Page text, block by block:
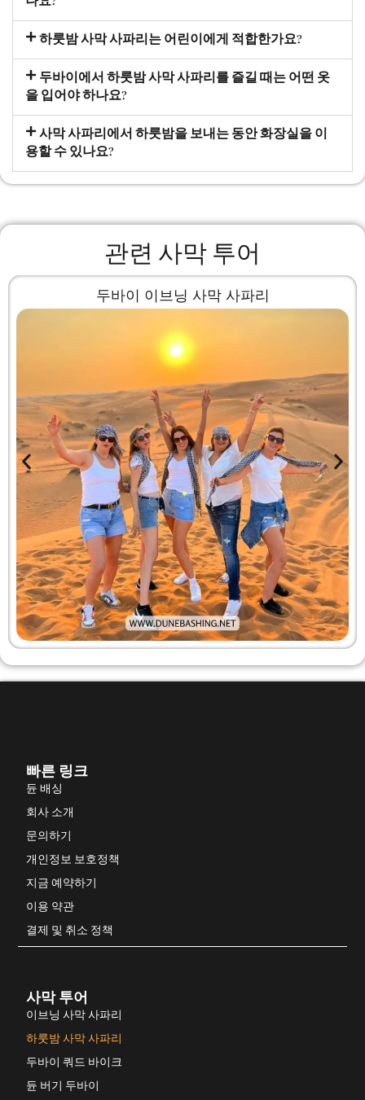
하룻밤 사막 사파리는 어린이에게 적합한가요?
두바이에서 하룻밤 사막 사파리를 즐길 때는 어떤 옷
을 입어야 하나요?
사막 사파리에서 하룻밤을 보내는 동안 화장실을 이
용할 수 있나요?
관련 사막 투어
두바이 이브닝 사막 사파리
빠른 링크
듄 배싱
회사 소개
문의하기
개인정보 보호정책
지금 예약하기
이용 약관
결제 및 취소 정책
사막 투어
이브닝 사막 사파리
하룻밤 사막 사파리
두바이 쿼드 바이크
듄 버기 두바이